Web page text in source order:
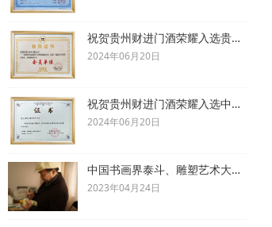
祝贺贵州财进门酒荣耀入选贵州省酿酒工业协会会员品牌
2024年06月20日
祝贺贵州财进门酒荣耀入选中国酒类流通协会会员品牌
2024年06月20日
中国书画界泰斗、雕塑艺术大师袁熙坤为“贵州财进门酒”亲笔题名
2023年04月24日